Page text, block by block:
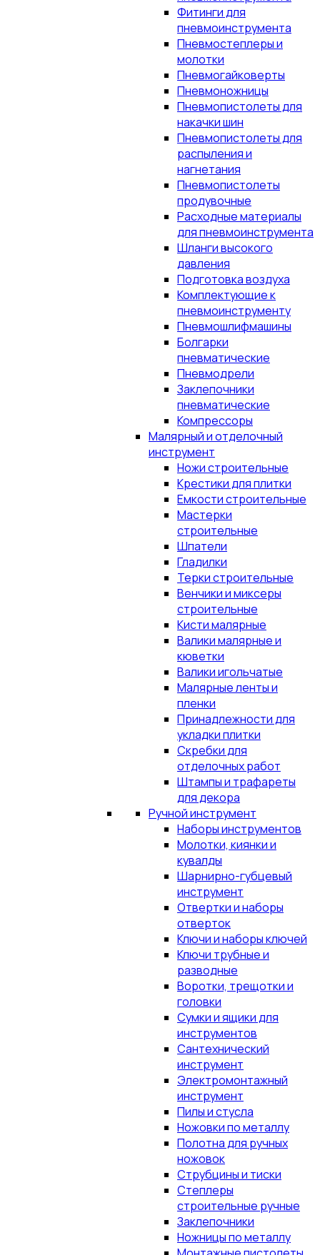
Фитинги для
пневмоинструмента
Пневмостеплеры и
молотки
Пневмогайковерты
Пневмоножницы
Пневмопистолеты для
накачки шин
Пневмопистолеты для
распыления и
нагнетания
Пневмопистолеты
продувочные
Расходные материалы
для пневмоинструмента
Шланги высокого
давления
Подготовка воздуха
Комплектующие к
пневмоинструменту
Пневмошлифмашины
Болгарки
пневматические
Пневмодрели
Заклепочники
пневматические
Компрессоры
Малярный и отделочный
инструмент
Ножи строительные
Крестики для плитки
Емкости строительные
Мастерки
строительные
Шпатели
Гладилки
Терки строительные
Венчики и миксеры
строительные
Кисти малярные
Валики малярные и
кюветки
Валики игольчатые
Малярные ленты и
пленки
Принадлежности для
укладки плитки
Скребки для
отделочных работ
Штампы и трафареты
для декора
Ручной инструмент
Наборы инструментов
Молотки, киянки и
кувалды
Шарнирно-губцевый
инструмент
Отвертки и наборы
отверток
Ключи и наборы ключей
Ключи трубные и
разводные
Воротки, трещотки и
головки
Сумки и ящики для
инструментов
Сантехнический
инструмент
Электромонтажный
инструмент
Пилы и стусла
Ножовки по металлу
Полотна для ручных
ножовок
Струбцины и тиски
Степлеры
строительные ручные
Заклепочники
Ножницы по металлу